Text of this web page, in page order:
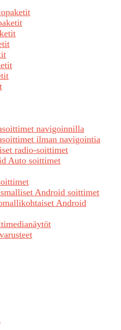
navigoinnilla
ilman navigointia
radio-soittimet
Auto soittimet
Android soittimet
Android